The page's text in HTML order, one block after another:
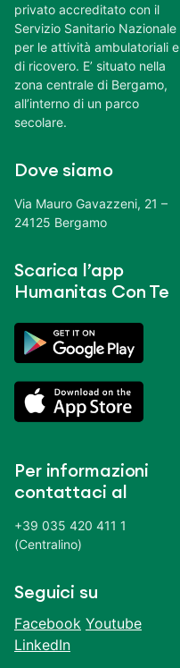
privato accreditato con il
Servizio Sanitario Nazionale
per le attività ambulatoriali e
di ricovero. E’ situato nella
zona centrale di Bergamo,
all’interno di un parco
secolare.
Dove siamo
Via Mauro Gavazzeni, 21 –
24125 Bergamo
Scarica l’app
Humanitas Con Te
Per informazioni
contattaci al
+39 035 420 411 1
(Centralino)
Seguici su
Facebook Youtube
LinkedIn